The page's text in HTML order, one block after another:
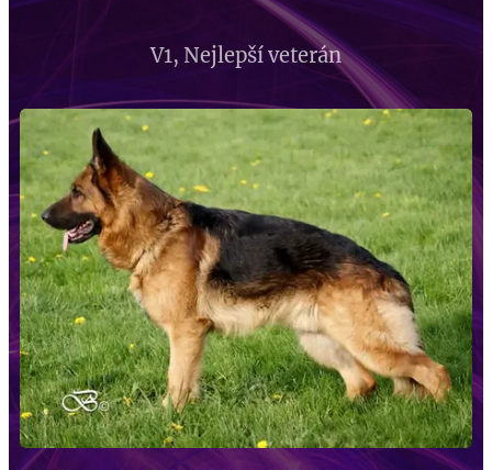
V1, Nejlepší veterán